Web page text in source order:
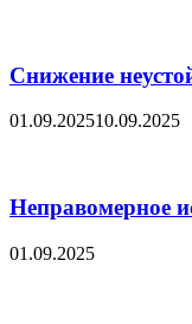
Снижение
01.09.202510.09.2025
Неправомерное
01.09.2025